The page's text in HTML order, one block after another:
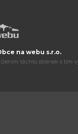
na webu s.r.o.
těchto stránek s tím